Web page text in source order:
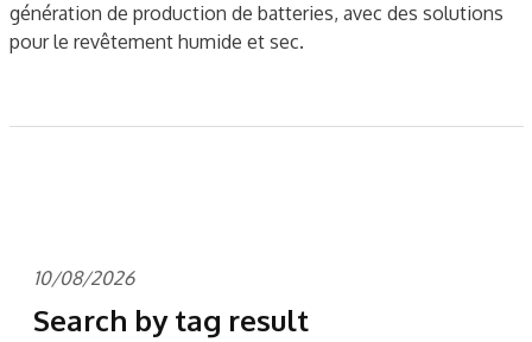
génération de production de batteries, avec des solutions
pour le revêtement humide et sec.
10/08/2026
Search by tag result